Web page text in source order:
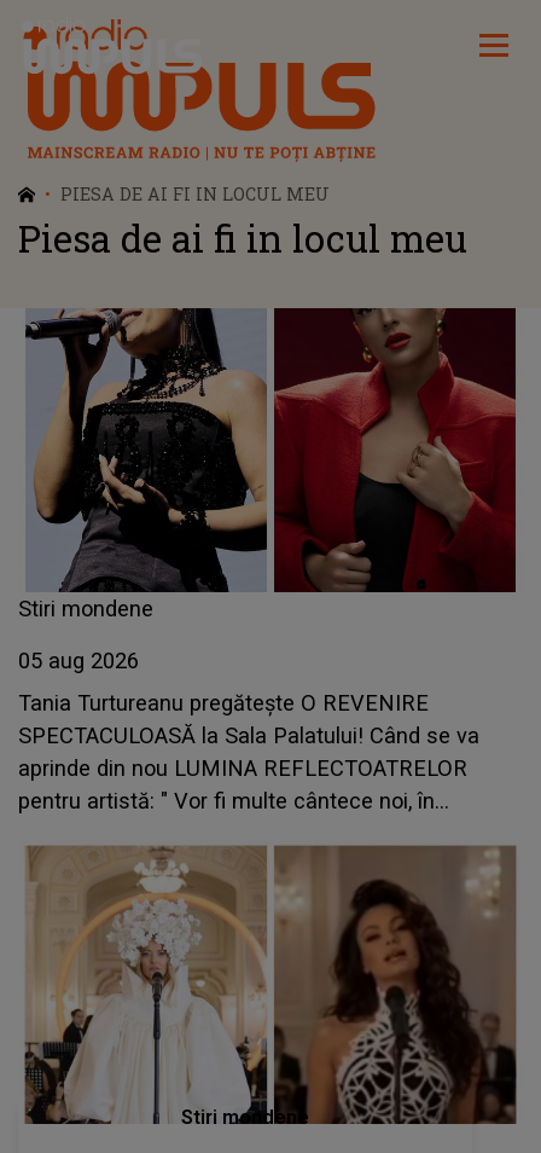
Radio Impuls
PIESA DE AI FI IN LOCUL MEU
Piesa de ai fi in locul meu
Stiri mondene
05 aug 2026
Tania Turtureanu pregătește O REVENIRE
SPECTACULOASĂ la Sala Palatului! Când se va
aprinde din nou LUMINA REFLECTOATRELOR
pentru artistă: " Vor fi multe cântece noi, în
Stiri mondene